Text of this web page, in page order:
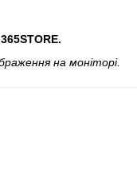
на моніторі.